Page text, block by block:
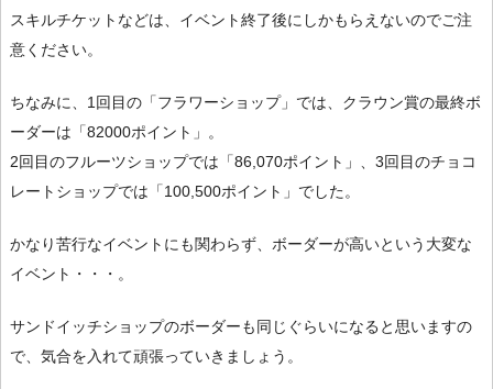
スキルチケットなどは、イベント終了後にしかもらえないのでご注
意ください。
ちなみに、1回目の「フラワーショップ」では、クラウン賞の最終ボ
ーダーは「82000ポイント」。
2回目のフルーツショップでは「86,070ポイント」、3回目のチョコ
レートショップでは「100,500ポイント」でした。
かなり苦行なイベントにも関わらず、ボーダーが高いという大変な
イベント・・・。
サンドイッチショップのボーダーも同じぐらいになると思いますの
で、気合を入れて頑張っていきましょう。